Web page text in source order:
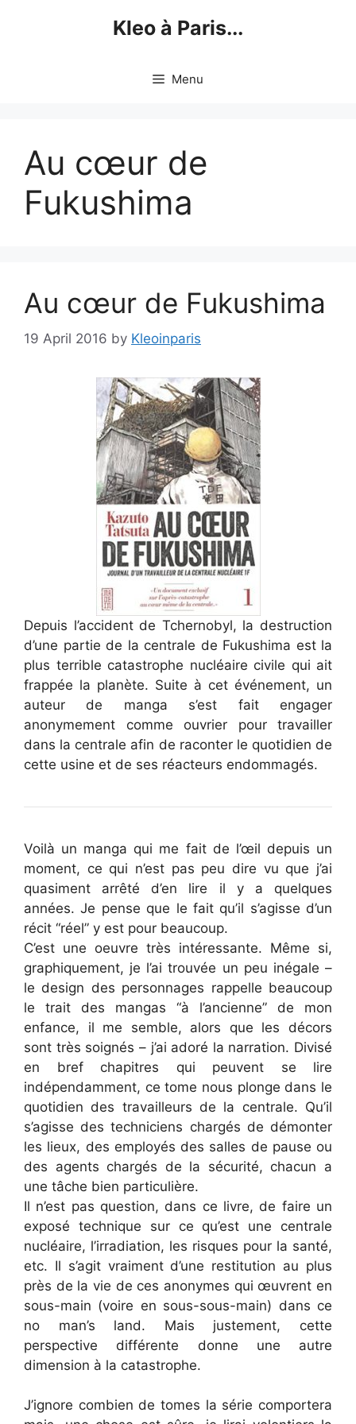
Kleo à Paris...
Menu
Au cœur de
Fukushima
Au cœur de Fukushima
19 April 2016 by Kleoinparis
Depuis l’accident de Tchernobyl, la destruction
d’une partie de la centrale de Fukushima est la
plus terrible catastrophe nucléaire civile qui ait
frappée la planète. Suite à cet événement, un
auteur de manga s’est fait engager
anonymement comme ouvrier pour travailler
dans la centrale afin de raconter le quotidien de
cette usine et de ses réacteurs endommagés.
Voilà un manga qui me fait de l’œil depuis un
moment, ce qui n’est pas peu dire vu que j’ai
quasiment arrêté d’en lire il y a quelques
années. Je pense que le fait qu’il s’agisse d’un
récit “réel” y est pour beaucoup.
C’est une oeuvre très intéressante. Même si,
graphiquement, je l’ai trouvée un peu inégale –
le design des personnages rappelle beaucoup
le trait des mangas “à l’ancienne” de mon
enfance, il me semble, alors que les décors
sont très soignés – j’ai adoré la narration. Divisé
en bref chapitres qui peuvent se lire
indépendamment, ce tome nous plonge dans le
quotidien des travailleurs de la centrale. Qu’il
s’agisse des techniciens chargés de démonter
les lieux, des employés des salles de pause ou
des agents chargés de la sécurité, chacun a
une tâche bien particulière.
Il n’est pas question, dans ce livre, de faire un
exposé technique sur ce qu’est une centrale
nucléaire, l’irradiation, les risques pour la santé,
etc. Il s’agit vraiment d’une restitution au plus
près de la vie de ces anonymes qui œuvrent en
sous-main (voire en sous-sous-main) dans ce
no man’s land. Mais justement, cette
perspective différente donne une autre
dimension à la catastrophe.
J’ignore combien de tomes la série comportera